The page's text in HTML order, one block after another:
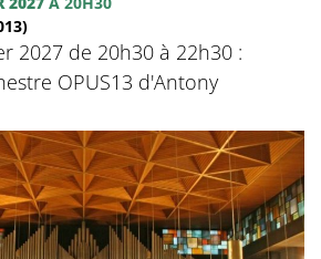
2027 de 20h30 à 22h30 :
OPUS13 d'Antony